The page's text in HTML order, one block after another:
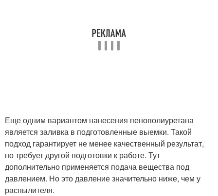
Еще одним вариантом нанесения пенополиуретана
является заливка в подготовленные выемки. Такой
подход гарантирует не менее качественный результат,
но требует другой подготовки к работе. Тут
дополнительно применяется подача вещества под
давлением. Но это давление значительно ниже, чем у
распылителя.